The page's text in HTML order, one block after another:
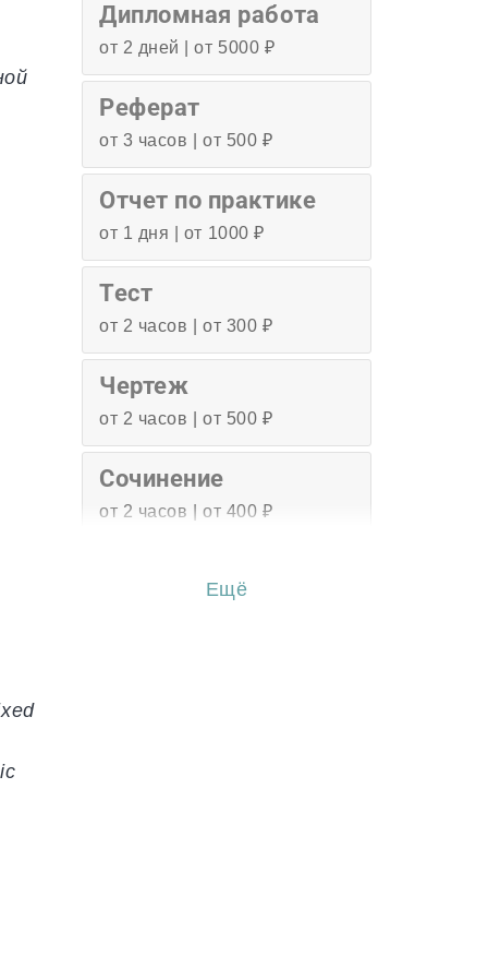
Дипломная работа
от 2 дней | от 5000 ₽
Реферат
от 3 часов | от 500 ₽
Отчет по практике
от 1 дня | от 1000 ₽
Тест
от 2 часов | от 300 ₽
Чертеж
от 2 часов | от 500 ₽
Сочинение
от 2 часов | от 400 ₽
от 3 часов | от 500 ₽
Ещё